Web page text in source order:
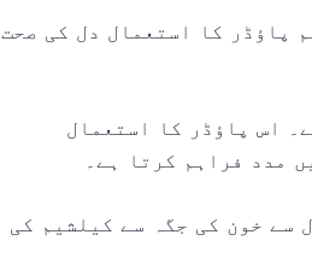
پاؤڈر کا استعمال دل کی صحت
اس پاؤڈر کا استعمال
مدد فراہم کرتا ہے۔
سے خون کی جگہ سے کیلشیم کی